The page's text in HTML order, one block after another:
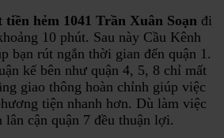
tiền hẻm 1041 Trần Xuân Soạn đi
10 phút. Sau này Cầu Kênh
bạn rút ngắn thời gian đến quận 1.
kế bên như quận 4, 5, 8 chỉ mất
giao thông hoàn chỉnh giúp việc
tiện nhanh hơn. Dù làm việc
lân cận quận 7 đều thuận lợi.